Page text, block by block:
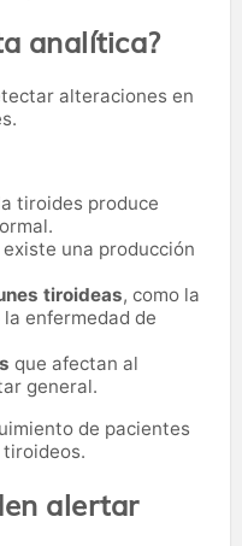
analítica?
alteraciones en
tiroides produce
existe una producción
tiroideas, como la
enfermedad de
que afectan al
general.
de pacientes
alertar